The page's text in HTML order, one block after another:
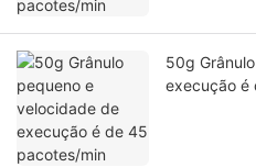
50g
execução é